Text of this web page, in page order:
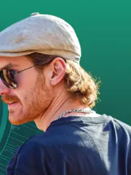
DE
IE